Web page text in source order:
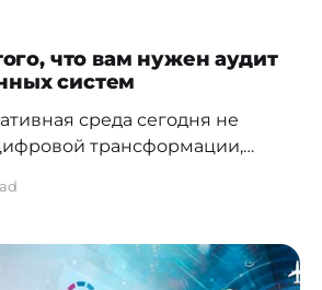
что вам нужен аудит
систем
среда сегодня не
трансформации,
технологий.